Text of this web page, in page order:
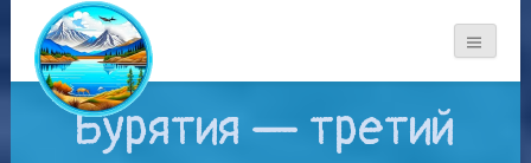
Бурятия — третий